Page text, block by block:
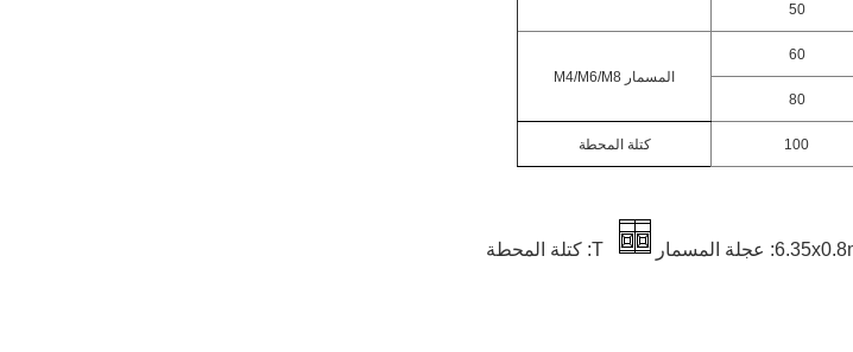
50
60
المسمار M4/M6/M8
80
100 كتلة المحطة
T: كتلة المحطة